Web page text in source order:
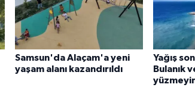
Samsun'da Alaçam'a yeni
yaşam alanı kazandırıldı
Yağış
Bulanık